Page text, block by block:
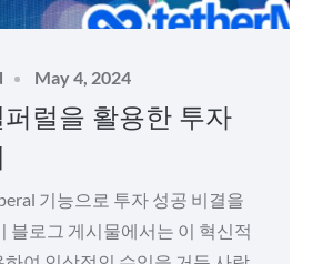
Posted
on
May 4, 2024
럴을 활용한 투자
기능으로 투자 성공 비결을
블로그 게시물에서는 이 혁신적